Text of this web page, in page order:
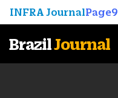
INFRA JournalPage9
BrazilJournal